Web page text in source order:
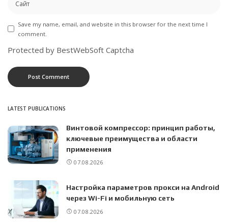
Save my name, email, and website in this browser for the next time I
comment.
Protected by BestWebSoft Captcha
LATEST PUBLICATIONS
Винтовой компрессор: принцип работы,
ключевые преимущества и области
применения
07.08.2026
Настройка параметров прокси на Android
через Wi-Fi и мобильную сеть
07.08.2026